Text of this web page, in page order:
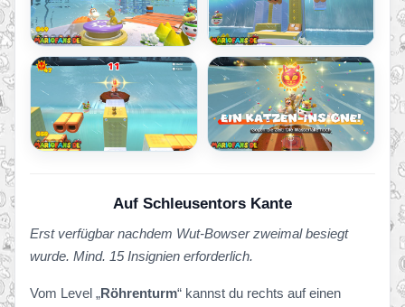
Auf Schleusentors Kante
Erst verfügbar nachdem Wut-Bowser zweimal besiegt
wurde. Mind. 15 Insignien erforderlich.
Vom Level „Röhrenturm“ kannst du rechts auf einen